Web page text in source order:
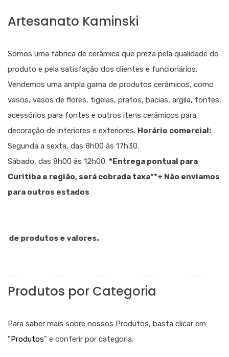
Artesanato Kaminski
Somos uma fábrica de cerâmica que preza pela qualidade do
produto e pela satisfação dos clientes e funcionários.
Vendemos uma ampla gama de produtos cerâmicos, como
vasos, vasos de flores, tigelas, pratos, bacias, argila, fontes,
acessórios para fontes e outros itens cerâmicos para
decoração de interiores e exteriores. Horário comercial:
Segunda a sexta, das 8h00 às 17h30.
Sábado, das 8h00 às 12h00. *Entrega pontual para
Curitiba e região, será cobrada taxa**+ Não enviamos
para outros estados
produtos e valores.
Produtos por Categoria
Para saber mais sobre nossos Produtos, basta clicar em
"Produtos" e conferir por categoria.